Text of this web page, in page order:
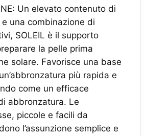
Un elevato contenuto di
una combinazione di
SOLEIL è il supporto
la pelle prima
solare. Favorisce una base
più rapida e
come un efficace
abbronzatura. Le
piccole e facili da
l’assunzione semplice e